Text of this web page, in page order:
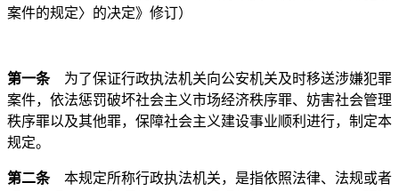
案件的规定〉的决定》修订）
第一条为了保证行政执法机关向公安机关及时移送涉嫌犯罪
案件，依法惩罚破坏社会主义市场经济秩序罪、妨害社会管理
秩序罪以及其他罪，保障社会主义建设事业顺利进行，制定本
规定。
第二条本规定所称行政执法机关，是指依照法律、法规或者